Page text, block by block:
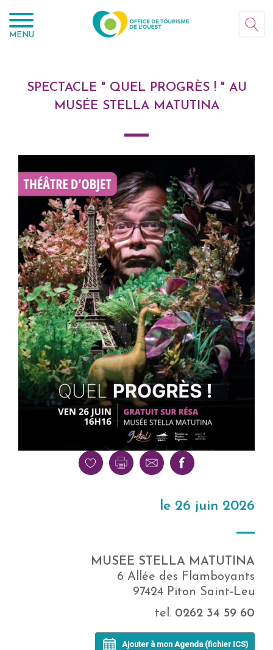
MENU
SPECTACLE " QUEL PROGRÈS ! " AU
MUSÉE STELLA MATUTINA
le 26 juin 2026
MUSEE STELLA MATUTINA
6 Allée des Flamboyants
97424 Piton Saint-Leu
tel. 0262 34 59 60
Ajouter à mon Agenda (fichier ICS)